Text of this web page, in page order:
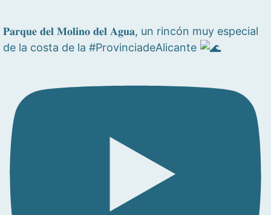
𝐏𝐚𝐫𝐪𝐮𝐞 𝐝𝐞𝐥 𝐌𝐨𝐥𝐢𝐧𝐨 𝐝𝐞𝐥 𝐀𝐠𝐮𝐚, un rincón muy especial
de la costa de la #ProvinciadeAlicante